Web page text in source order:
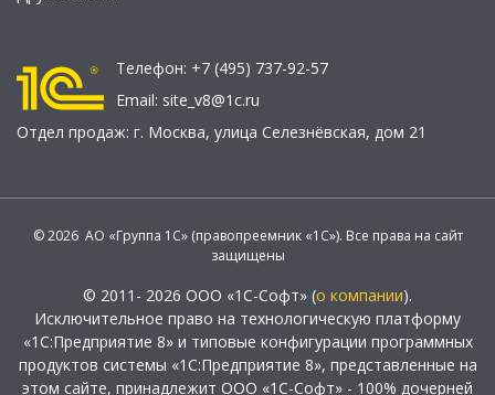
Телефон: +7 (495) 737-92-57
Email: site_v8@1c.ru
Отдел продаж: г. Москва, улица Селезнёвская, дом 21
© 2026 АО «Группа 1С» (правопреемник «1С»). Все права на сайт
защищены
© 2011- 2026 ООО «1С-Софт» (о компании).
Исключительное право на технологическую платформу
«1С:Предприятие 8» и типовые конфигурации программных
продуктов системы «1С:Предприятие 8», представленные на
этом сайте, принадлежит ООО «1С-Софт» - 100% дочерней